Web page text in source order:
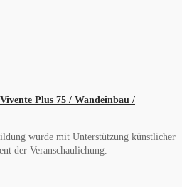
Plus 75 / Wandeinbau /
wurde mit Unterstützung künstlicher
der Veranschaulichung.